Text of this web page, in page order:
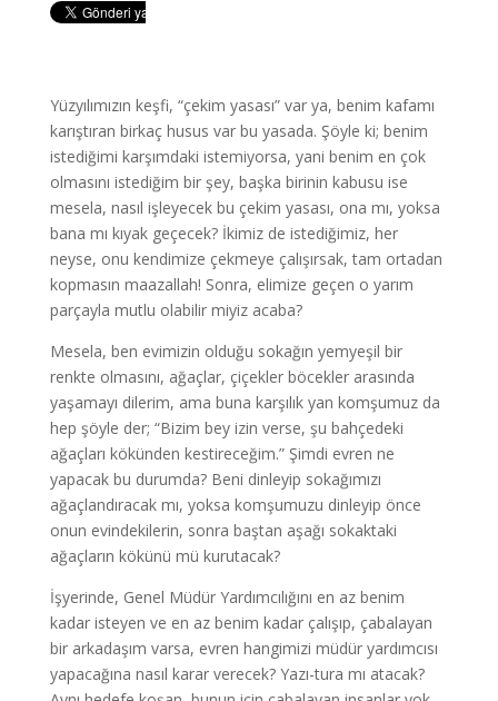
Yüzyılımızın keşfi, “çekim yasası” var ya, benim kafamı
karıştıran birkaç husus var bu yasada. Şöyle ki; benim
istediğimi karşımdaki istemiyorsa, yani benim en çok
olmasını istediğim bir şey, başka birinin kabusu ise
mesela, nasıl işleyecek bu çekim yasası, ona mı, yoksa
bana mı kıyak geçecek? İkimiz de istediğimiz, her
neyse, onu kendimize çekmeye çalışırsak, tam ortadan
kopmasın maazallah! Sonra, elimize geçen o yarım
parçayla mutlu olabilir miyiz acaba?
Mesela, ben evimizin olduğu sokağın yemyeşil bir
renkte olmasını, ağaçlar, çiçekler böcekler arasında
yaşamayı dilerim, ama buna karşılık yan komşumuz da
hep şöyle der; “Bizim bey izin verse, şu bahçedeki
ağaçları kökünden kestireceğim.” Şimdi evren ne
yapacak bu durumda? Beni dinleyip sokağımızı
ağaçlandıracak mı, yoksa komşumuzu dinleyip önce
onun evindekilerin, sonra baştan aşağı sokaktaki
ağaçların kökünü mü kurutacak?
İşyerinde, Genel Müdür Yardımcılığını en az benim
kadar isteyen ve en az benim kadar çalışıp, çabalayan
bir arkadaşım varsa, evren hangimizi müdür yardımcısı
yapacağına nasıl karar verecek? Yazı-tura mı atacak?